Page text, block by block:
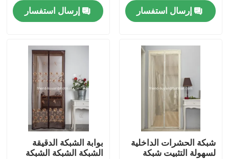
طلب اقتباس
Russian website
الستار المغناطيسي للباب
شاشة النافذة
شبكة ظلال PE
إرسال استفسار
إرسال استفسار
شبكة الحشرات الداخلية
لسهولة التثبيت شبكة
بوابة الشبكة الدقيقة
الشبكة الشبكة الشبكة